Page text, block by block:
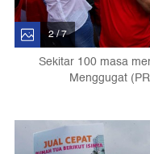
2 / 7
Sekitar 100 masa
Menggugat